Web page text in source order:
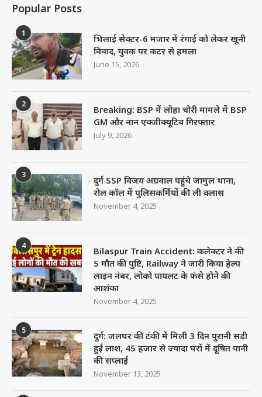
Popular Posts
1
भिलाई सेक्टर-6 मजार में रंगाई को लेकर खूनी
विवाद, युवक पर कटर से हमला
June 15, 2026
2
Breaking: BSP में लोहा चोरी मामले में BSP
GM और नान एक्जीक्यूटिव गिरफ्तार
July 9, 2026
3
दुर्ग SSP विजय अग्रवाल पहुंचे जामुल थाना,
रोल कॉल में पुलिसकर्मियों की ली क्लास
November 4, 2025
4
Bilaspur Train Accident: कलेक्टर ने की
5 मौत की पुष्टि, Railway ने जारी किया हेल्प
लाइन नंबर, लोको पायलट के फंसे होने की
आशंका
November 4, 2025
5
दुर्ग: जलघर की टंकी में मिली 3 दिन पुरानी सड़ी
हुई लाश, 45 हजार से ज्यादा घरों में दूषित पानी
की सप्लाई
November 13, 2025